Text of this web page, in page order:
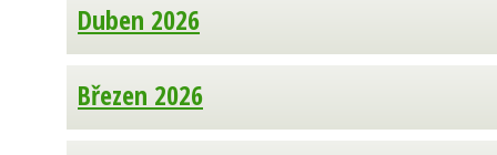
Duben 2026
Březen 2026